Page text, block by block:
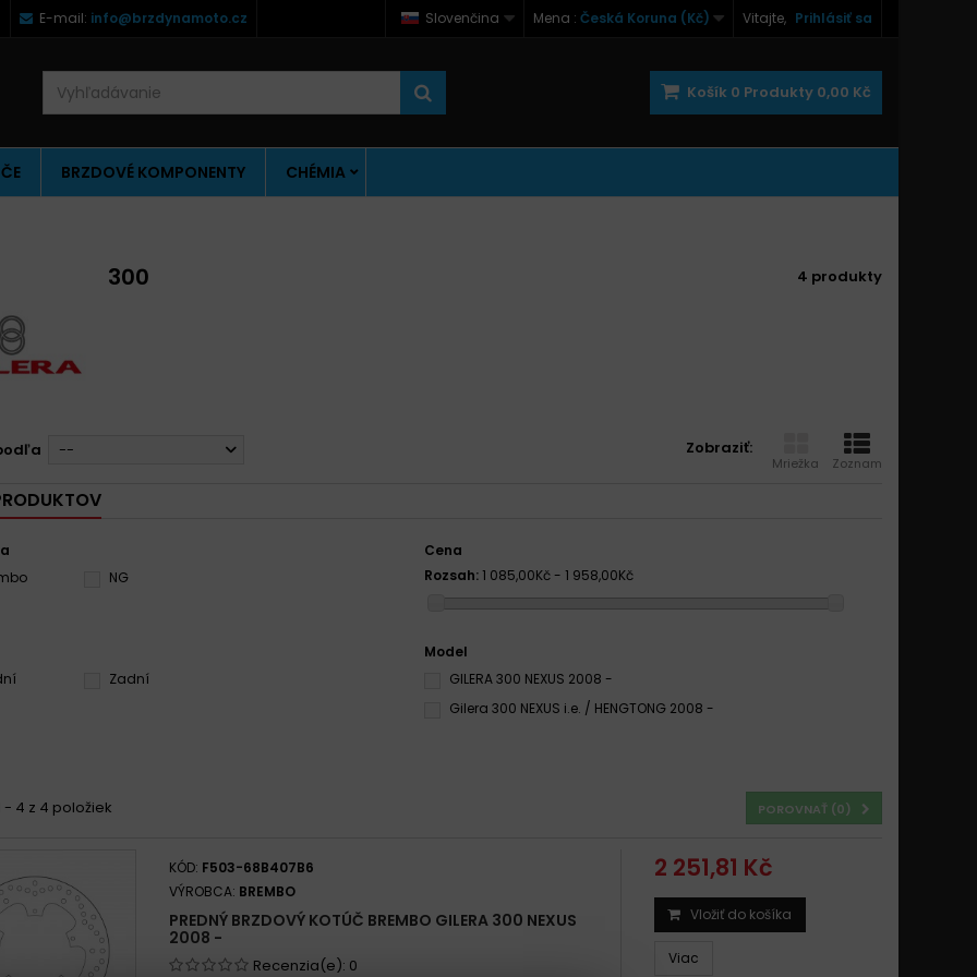
Vitajte, Prihlásiť sa
Mena : Česká Koruna (Kč)
Slovenčina
E-mail: info@brzdynamoto.cz
Košík 0 Produkty 0,00 Kč
BRZDOVÉ KOMPONENTY CHÉMIA
300 4 produkty
Zobraziť:
Mriežka Zoznam
--
NG
Cena
Rozsah: 1 085,00Kč - 1 958,00Kč
Zadní
Model
GILERA 300 NEXUS 2008 -
Gilera 300 NEXUS i.e. / HENGTONG 2008 -
POROVNAŤ (0)
- 4 z 4 položiek
KÓD: F503-68B407B6
VÝROBCA: BREMBO
PREDNÝ BRZDOVÝ KOTÚČ BREMBO GILERA 300 NEXUS
2008 -
Recenzia(e): 0
2 251,81 Kč
Vložiť do košíka
Viac